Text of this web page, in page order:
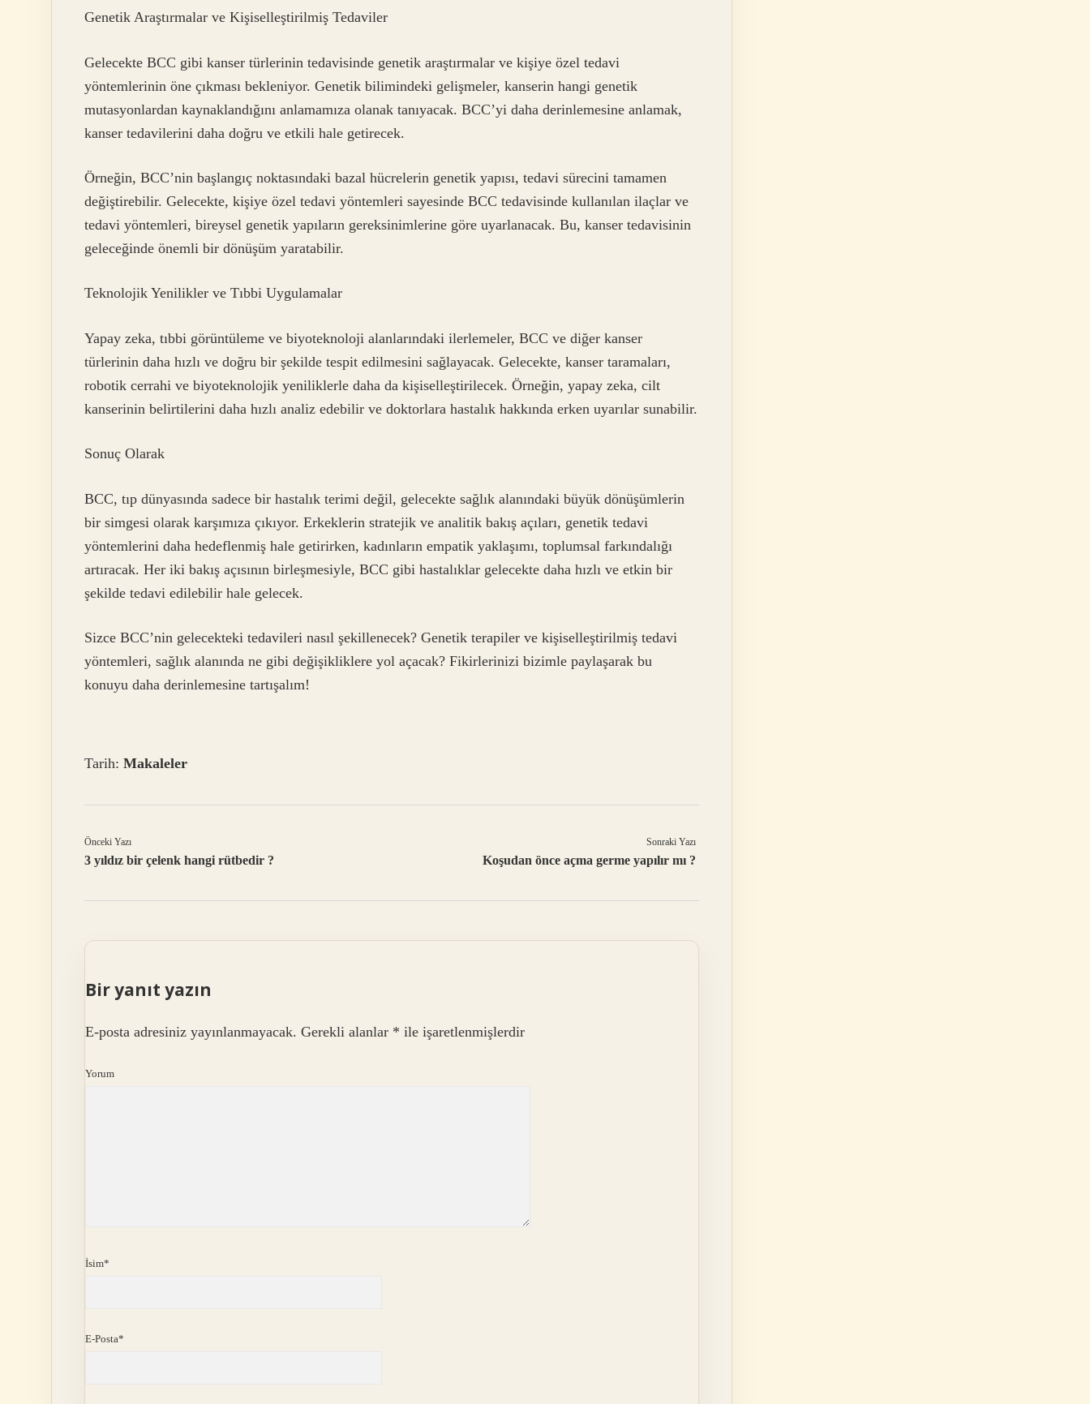
Genetik Araştırmalar ve Kişiselleştirilmiş Tedaviler
Gelecekte BCC gibi kanser türlerinin tedavisinde genetik araştırmalar ve kişiye özel tedavi
yöntemlerinin öne çıkması bekleniyor. Genetik bilimindeki gelişmeler, kanserin hangi genetik
mutasyonlardan kaynaklandığını anlamamıza olanak tanıyacak. BCC’yi daha derinlemesine anlamak,
kanser tedavilerini daha doğru ve etkili hale getirecek.
Örneğin, BCC’nin başlangıç noktasındaki bazal hücrelerin genetik yapısı, tedavi sürecini tamamen
değiştirebilir. Gelecekte, kişiye özel tedavi yöntemleri sayesinde BCC tedavisinde kullanılan ilaçlar ve
tedavi yöntemleri, bireysel genetik yapıların gereksinimlerine göre uyarlanacak. Bu, kanser tedavisinin
geleceğinde önemli bir dönüşüm yaratabilir.
Teknolojik Yenilikler ve Tıbbi Uygulamalar
Yapay zeka, tıbbi görüntüleme ve biyoteknoloji alanlarındaki ilerlemeler, BCC ve diğer kanser
türlerinin daha hızlı ve doğru bir şekilde tespit edilmesini sağlayacak. Gelecekte, kanser taramaları,
robotik cerrahi ve biyoteknolojik yeniliklerle daha da kişiselleştirilecek. Örneğin, yapay zeka, cilt
kanserinin belirtilerini daha hızlı analiz edebilir ve doktorlara hastalık hakkında erken uyarılar sunabilir.
Sonuç Olarak
BCC, tıp dünyasında sadece bir hastalık terimi değil, gelecekte sağlık alanındaki büyük dönüşümlerin
bir simgesi olarak karşımıza çıkıyor. Erkeklerin stratejik ve analitik bakış açıları, genetik tedavi
yöntemlerini daha hedeflenmiş hale getirirken, kadınların empatik yaklaşımı, toplumsal farkındalığı
artıracak. Her iki bakış açısının birleşmesiyle, BCC gibi hastalıklar gelecekte daha hızlı ve etkin bir
şekilde tedavi edilebilir hale gelecek.
Sizce BCC’nin gelecekteki tedavileri nasıl şekillenecek? Genetik terapiler ve kişiselleştirilmiş tedavi
yöntemleri, sağlık alanında ne gibi değişikliklere yol açacak? Fikirlerinizi bizimle paylaşarak bu
konuyu daha derinlemesine tartışalım!
Tarih: Makaleler
Önceki Yazı
3 yıldız bir çelenk hangi rütbedir ?
Sonraki Yazı
Koşudan önce açma germe yapılır mı ?
Bir yanıt yazın
E-posta adresiniz yayınlanmayacak. Gerekli alanlar * ile işaretlenmişlerdir
Yorum
İsim*
E-Posta*